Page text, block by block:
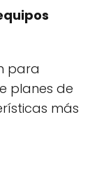
para
planes de
más